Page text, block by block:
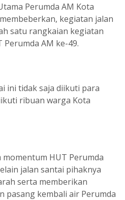
Perumda AM Kota
kegiatan jalan
satu rangkaian kegiatan
AM ke-49.
ini tidak saja diikuti para
ribuan warga Kota
HUT Perumda
jalan santai pihaknya
serta memberikan
pasang kembali air Perumda